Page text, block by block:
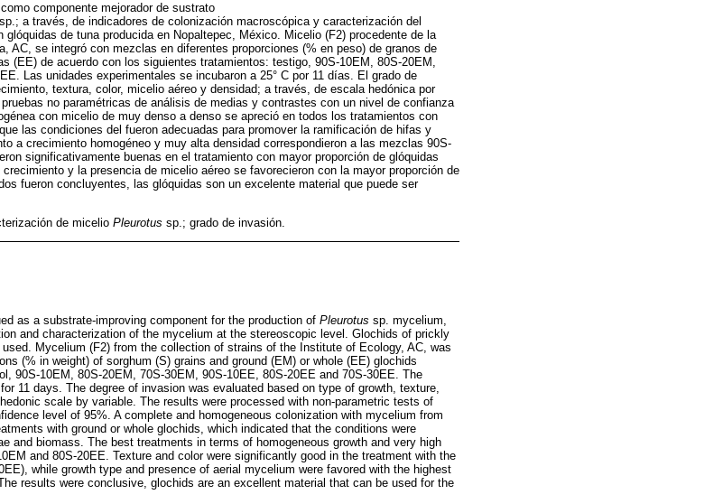
componente mejorador de sustrato
sp.; a través, de indicadores de colonización macroscópica y caracterización del
de tuna producida en Nopaltepec, México. Micelio (F2) procedente de la
AC, se integró con mezclas en diferentes proporciones (% en peso) de granos de
(EE) de acuerdo con los siguientes tratamientos: testigo, 90S-10EM, 80S-20EM,
Las unidades experimentales se incubaron a 25° C por 11 días. El grado de
textura, color, micelio aéreo y densidad; a través, de escala hedónica por
no paramétricas de análisis de medias y contrastes con un nivel de confianza
con micelio de muy denso a denso se apreció en todos los tratamientos con
las condiciones del fueron adecuadas para promover la ramificación de hifas y
a crecimiento homogéneo y muy alta densidad correspondieron a las mezclas 90S-
significativamente buenas en el tratamiento con mayor proporción de glóquidas
y la presencia de micelio aéreo se favorecieron con la mayor proporción de
fueron concluyentes, las glóquidas son un excelente material que puede ser
de micelio Pleurotus sp.; grado de invasión.
as a substrate-improving component for the production of Pleurotus sp. mycelium,
and characterization of the mycelium at the stereoscopic level. Glochids of prickly
Mycelium (F2) from the collection of strains of the Institute of Ecology, AC, was
(% in weight) of sorghum (S) grains and ground (EM) or whole (EE) glochids
90S-10EM, 80S-20EM, 70S-30EM, 90S-10EE, 80S-20EE and 70S-30EE. The
11 days. The degree of invasion was evaluated based on type of growth, texture,
scale by variable. The results were processed with non-parametric tests of
level of 95%. A complete and homogeneous colonization with mycelium from
with ground or whole glochids, which indicated that the conditions were
and biomass. The best treatments in terms of homogeneous growth and very high
and 80S-20EE. Texture and color were significantly good in the treatment with the
while growth type and presence of aerial mycelium were favored with the highest
results were conclusive, glochids are an excellent material that can be used for the